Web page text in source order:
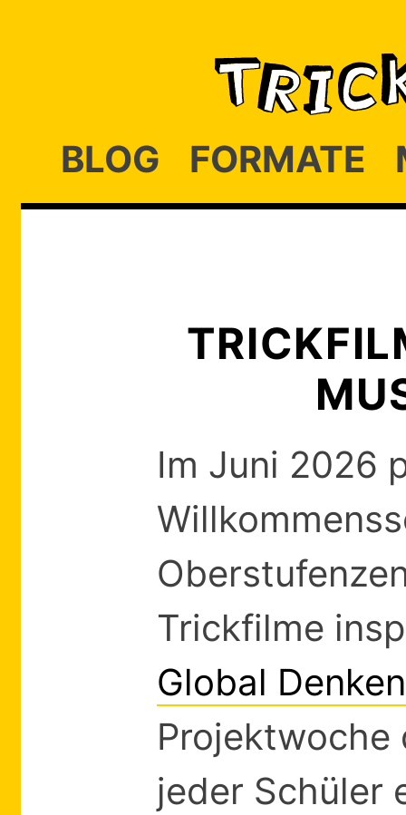
BLOG FORMATE
Im Juni 2026
Trickfilme
Global
Projektwoche
jeder Schüler